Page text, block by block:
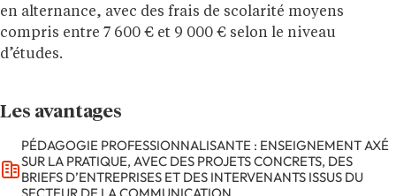
en alternance, avec des frais de scolarité moyens
compris entre 7 600 € et 9 000 € selon le niveau
d’études.
Les avantages
PÉDAGOGIE PROFESSIONNALISANTE : ENSEIGNEMENT AXÉ
SUR LA PRATIQUE, AVEC DES PROJETS CONCRETS, DES
BRIEFS D’ENTREPRISES ET DES INTERVENANTS ISSUS DU